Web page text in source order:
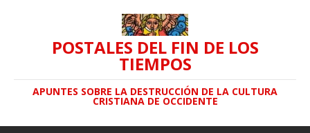
POSTALES DEL FIN DE LOS
TIEMPOS
APUNTES SOBRE LA DESTRUCCIÓN DE LA CULTURA
CRISTIANA DE OCCIDENTE